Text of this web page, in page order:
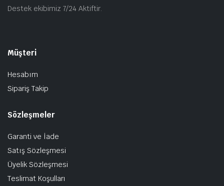
Destek ekibimiz 7/24 Aktiftir.
Müşteri
Hesabım
Sipariş Takip
Sözleşmeler
Garanti ve İade
Satış Sözleşmesi
Üyelik Sözleşmesi
Teslimat Koşulları